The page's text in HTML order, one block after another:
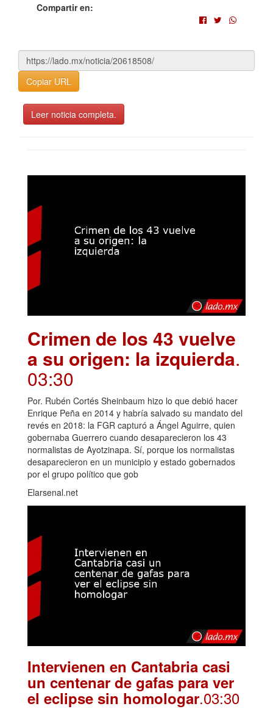
Compartir en:
Copiar URL
Leer noticia completa.
Crimen de los 43 vuelve
a su origen: la izquierda.
03:30
Por. Rubén Cortés Sheinbaum hizo lo que debió hacer
Enrique Peña en 2014 y habría salvado su mandato del
revés en 2018: la FGR capturó a Ángel Aguirre, quien
gobernaba Guerrero cuando desaparecieron los 43
normalistas de Ayotzinapa. Sí, porque los normalistas
desaparecieron en un municipio y estado gobernados
por el grupo político que gob
Elarsenal.net
Intervienen en Cantabria casi
un centenar de gafas para ver
el eclipse sin homologar.03:30